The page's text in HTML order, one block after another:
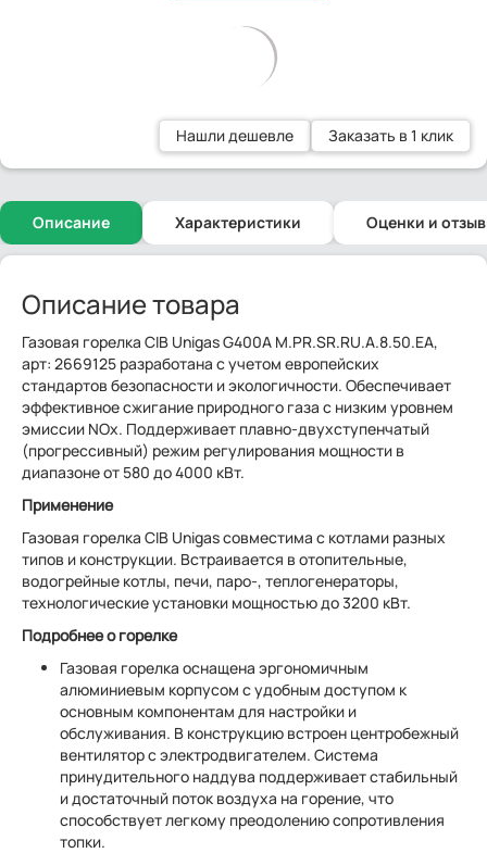
Нашли дешевле Заказать в 1 клик
Описание Характеристики Оценки и
Описание товара
Газовая горелка CIB Unigas G400A M.PR.SR.RU.A.8.50.EA,
арт: 2669125 разработана с учетом европейских
стандартов безопасности и экологичности. Обеспечивает
эффективное сжигание природного газа с низким уровнем
эмиссии NOx. Поддерживает плавно-двухступенчатый
(прогрессивный) режим регулирования мощности в
диапазоне от 580 до 4000 кВт.
Применение
Газовая горелка CIB Unigas совместима с котлами разных
типов и конструкции. Встраивается в отопительные,
водогрейные котлы, печи, паро-, теплогенераторы,
технологические установки мощностью до 3200 кВт.
Подробнее о горелке
Газовая горелка оснащена эргономичным
алюминиевым корпусом с удобным доступом к
основным компонентам для настройки и
обслуживания. В конструкцию встроен центробежный
вентилятор с электродвигателем. Система
принудительного наддува поддерживает стабильный
и достаточный поток воздуха на горение, что
способствует легкому преодолению сопротивления
топки.